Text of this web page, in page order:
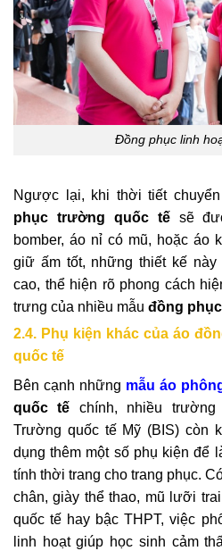
Đồng phục linh
Ngược lại, khi thời tiết
phục trường quốc tếsẽ
bomber, áo nỉ có mũ, hoặc áo
giữ ấm tốt, những thiết kế này
cao, thể hiện rõ phong cách
trưng của nhiều mẫu đồng
2.4. Phụ kiện khác của áo
quốc tế
Bên cạnh những mẫu áo
quốc tế chính, nhiều
Trường quốc tế Mỹ (BIS) còn
dụng thêm một số phụ kiện để
tính thời trang cho trang phục.
chân, giày thể thao, mũ lưỡi
quốc tế hay bậc THPT, việc
linh hoạt giúp học sinh cảm